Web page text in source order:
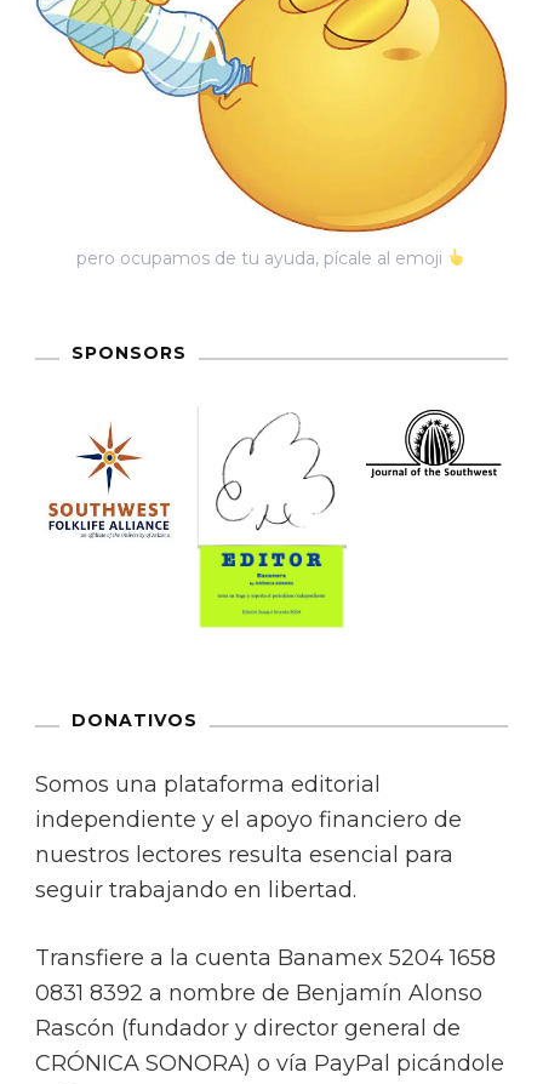
pero ocupamos de tu ayuda, pícale al emoji
SPONSORS
DONATIVOS
Somos una plataforma editorial
independiente y el apoyo financiero de
nuestros lectores resulta esencial para
seguir trabajando en libertad.
Transfiere a la cuenta Banamex 5204 1658
0831 8392 a nombre de Benjamín Alonso
Rascón (fundador y director general de
CRÓNICA SONORA) o vía PayPal picándole